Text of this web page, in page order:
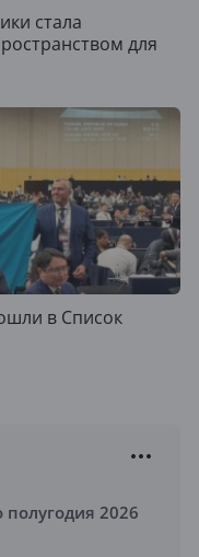
стала
для
в Список
2026